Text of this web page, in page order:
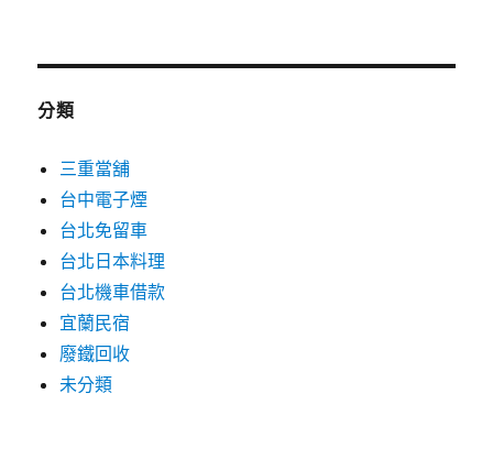
分類
三重當舖
台中電子煙
台北免留車
台北日本料理
台北機車借款
宜蘭民宿
廢鐵回收
未分類